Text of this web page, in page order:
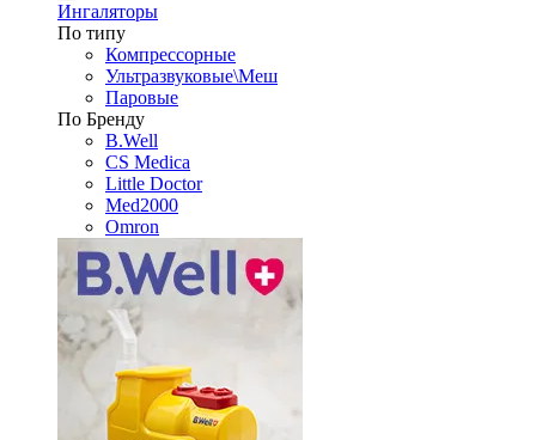
Ингаляторы
По типу
Компрессорные
Ультразвуковые\Меш
Паровые
По Бренду
B.Well
CS Medica
Little Doctor
Med2000
Omron